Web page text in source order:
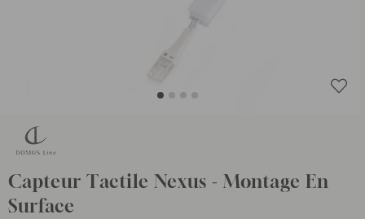
Capteur Tactile Nexus - Montage En
Surface